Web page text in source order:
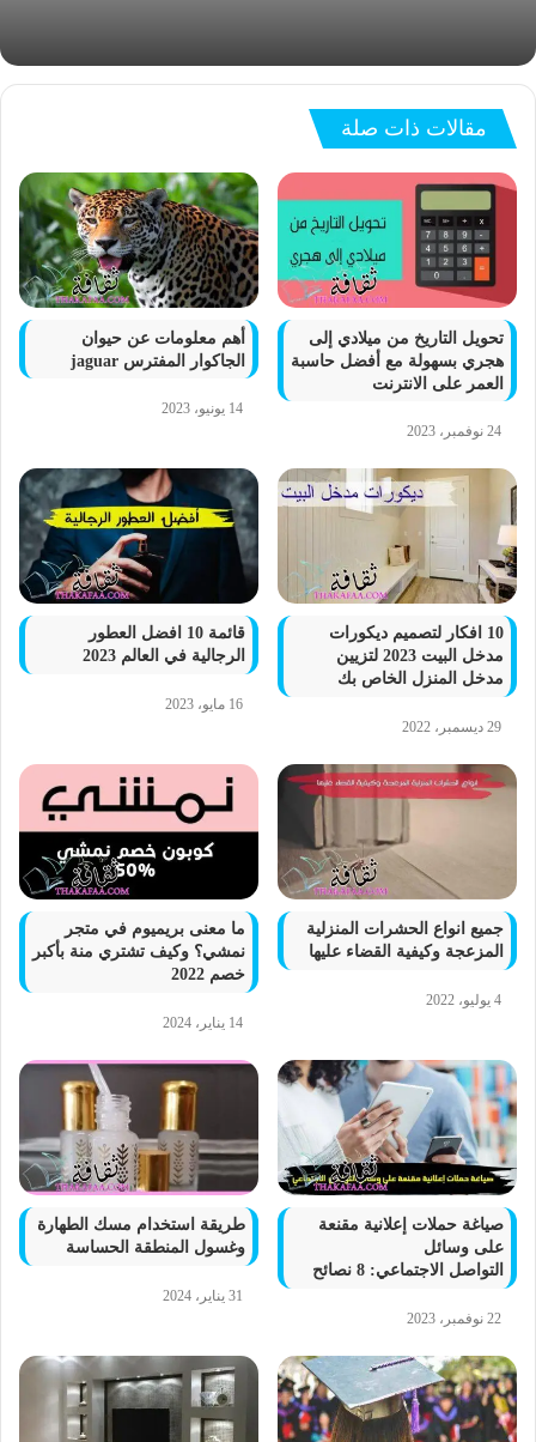
مقالات ذات صلة
تحويل التاريخ من ميلادي إلى
هجري بسهولة مع أفضل حاسبة
العمر على الانترنت
24 نوفمبر، 2023
أهم معلومات عن حيوان
الجاكوار المفترس jaguar
14 يونيو، 2023
10 افكار لتصميم ديكورات
مدخل البيت 2023 لتزيين
مدخل المنزل الخاص بك
29 ديسمبر، 2022
قائمة 10 افضل العطور
الرجالية في العالم 2023
16 مايو، 2023
جميع انواع الحشرات المنزلية
المزعجة وكيفية القضاء عليها
4 يوليو، 2022
ما معنى بريميوم في متجر
نمشي؟ وكيف تشتري منة بأكبر
خصم 2022
14 يناير، 2024
صياغة حملات إعلانية مقنعة
على وسائل
التواصل الاجتماعي: 8 نصائح
22 نوفمبر، 2023
طريقة استخدام مسك الطهارة
وغسول المنطقة الحساسة
31 يناير، 2024